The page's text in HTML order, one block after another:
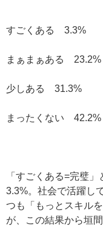
すごくある 3.3%
まぁまぁある 23.2%
少しある 31.3%
まったくない 42.2%
「すごくある=完璧
3.3%。社会で活躍し
つも「もっとスキル
が、この結果から垣間